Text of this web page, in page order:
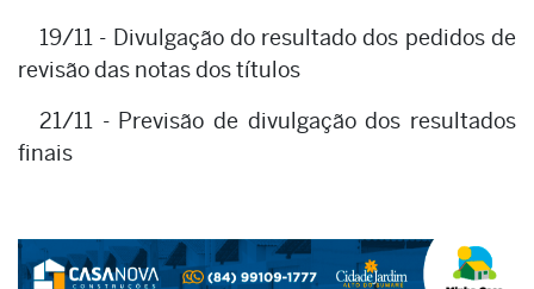
19/11 - Divulgação do resultado dos pedidos de
revisão das notas dos títulos
21/11 - Previsão de divulgação dos resultados
finais